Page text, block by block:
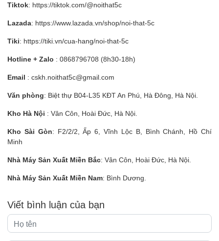
Tiktok: https://tiktok.com/@noithat5c
Lazada: https://www.lazada.vn/shop/noi-that-5c
Tiki: https://tiki.vn/cua-hang/noi-that-5c
Hotline + Zalo : 0868796708 (8h30-18h)
Email : cskh.noithat5c@gmail.com
Văn phòng: Biệt thự B04-L35 KĐT An Phú, Hà Đông, Hà Nội.
Kho Hà Nội : Vân Côn, Hoài Đức, Hà Nội.
Kho Sài Gòn: F2/2/2, Ấp 6, Vĩnh Lộc B, Bình Chánh, Hồ Chí
Minh
Nhà Máy Sản Xuất Miền Bắc: Vân Côn, Hoài Đức, Hà Nội.
Nhà Máy Sản Xuất Miền Nam: Bình Dương.
Viết bình luận của bạn